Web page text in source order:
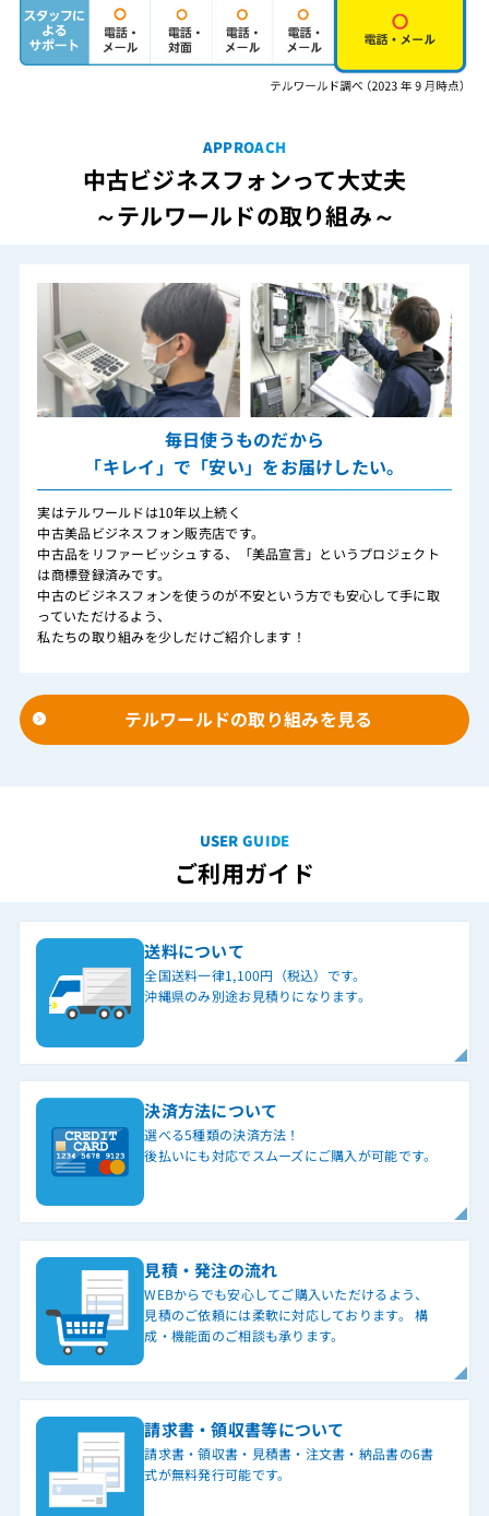
APPROACH
中古ビジネスフォンって大丈夫
～テルワールドの取り組み～
毎日使うものだから
「キレイ」で「安い」をお届けしたい。
実はテルワールドは10年以上続く
中古美品ビジネスフォン販売店です。
中古品をリファービッシュする、「美品宣言」というプロジェクト
は商標登録済みです。
中古のビジネスフォンを使うのが不安という方でも安心して手に取
っていただけるよう、
私たちの取り組みを少しだけご紹介します！
テルワールドの取り組みを見る
USER GUIDE
ご利用ガイド
送料について
全国送料一律1,100円（税込）です。
沖縄県のみ別途お見積りになります。
決済方法について
選べる5種類の決済方法！
後払いにも対応でスムーズにご購入が可能です。
見積・発注の流れ
WEBからでも安心してご購入いただけるよう、
見積のご依頼には柔軟に対応しております。 構
成・機能面のご相談も承ります。
請求書・領収書等について
請求書・領収書・見積書・注文書・納品書の6書
式が無料発行可能です。